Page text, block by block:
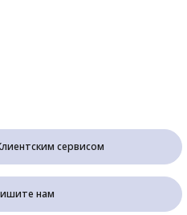
сервисом
нам